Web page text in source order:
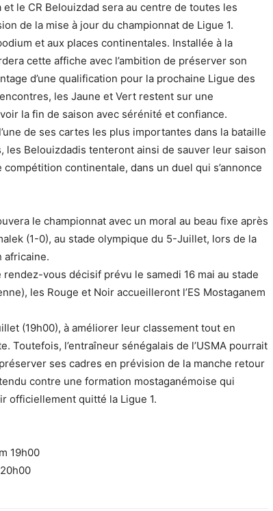
le CR Belouizdad sera au centre de toutes les
de la mise à jour du championnat de Ligue 1.
et aux places continentales. Installée à la
cette affiche avec l’ambition de préserver son
d’une qualification pour la prochaine Ligue des
les Jaune et Vert restent sur une
la fin de saison avec sérénité et confiance.
de ses cartes les plus importantes dans la bataille
les Belouizdadis tenteront ainsi de sauver leur saison
continentale, dans un duel qui s’annonce
le championnat avec un moral au beau fixe après
(1-0), au stade olympique du 5-Juillet, lors de la
africaine.
vous décisif prévu le samedi 16 mai au stade
les Rouge et Noir accueilleront l’ES Mostaganem
(19h00), à améliorer leur classement tout en
Toutefois, l’entraîneur sénégalais de l’USMA pourrait
ses cadres en prévision de la manche retour
contre une formation mostaganémoise qui
officiellement quitté la Ligue 1.
19h00